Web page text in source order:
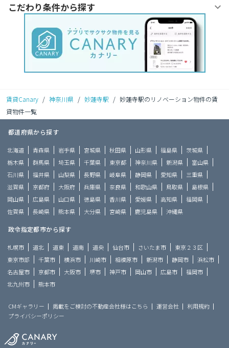
こだわり条件から探す
賃貸Canary / 神奈川県 / 妙蓮寺駅 / 妙蓮寺駅のリノベーション物件の賃
貸物件一覧
都道府県から探す
北海道 青森県 岩手県 宮城県 秋田県 山形県 福島県
茨城県
栃木県
群馬県 埼玉県 千葉県 東京都 神奈川県 新潟県
富山県
石川県
福井県 山梨県 長野県 岐阜県 静岡県 愛知県
三重県
滋賀県
京都府 大阪府 兵庫県 奈良県 和歌山県 鳥取県
島根県
岡山県
広島県 山口県 徳島県 香川県 愛媛県 高知県
福岡県
佐賀県
長崎県 熊本県 大分県 宮崎県 鹿児島県 沖縄県
政令指定都市から探す
札幌市 道北 道東 道南 道央 仙台市 さいたま市
東京２３区
東京市部
千葉市 横浜市 川崎市 相模原市 新潟市 静岡市
浜松市
名古屋市
京都市 大阪市 堺市 神戸市 岡山市 広島市
福岡市
北九州市
熊本市
CMギャラリー 掲載をご検討の不動産会社様はこちら 運営会社
利用規約
プライバシーポリシー